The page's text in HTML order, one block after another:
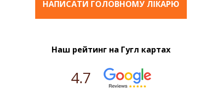
НАПИСАТИ ГОЛОВНОМУ ЛІКАРЮ
Наш рейтинг на Гугл картах
4.7